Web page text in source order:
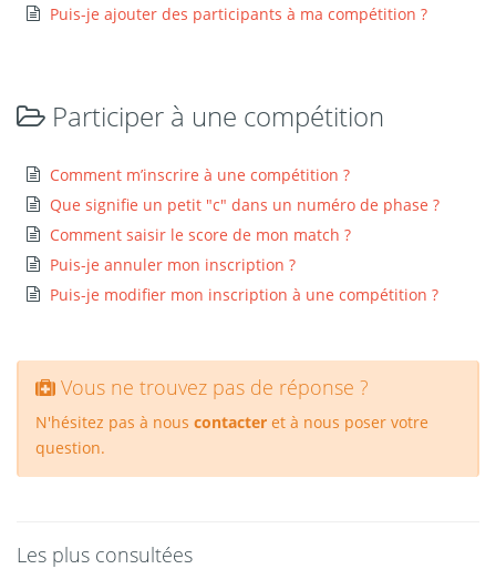
Puis-je ajouter des participants à ma compétition ?
Participer à une compétition
Comment m’inscrire à une compétition ?
Que signifie un petit "c" dans un numéro de phase ?
Comment saisir le score de mon match ?
Puis-je annuler mon inscription ?
Puis-je modifier mon inscription à une compétition ?
Vous ne trouvez pas de réponse ?
N'hésitez pas à nous contacter et à nous poser votre
question.
Les plus consultées